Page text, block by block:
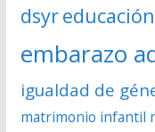
dsyr
embarazo
igualdad de
matrimonio infantil